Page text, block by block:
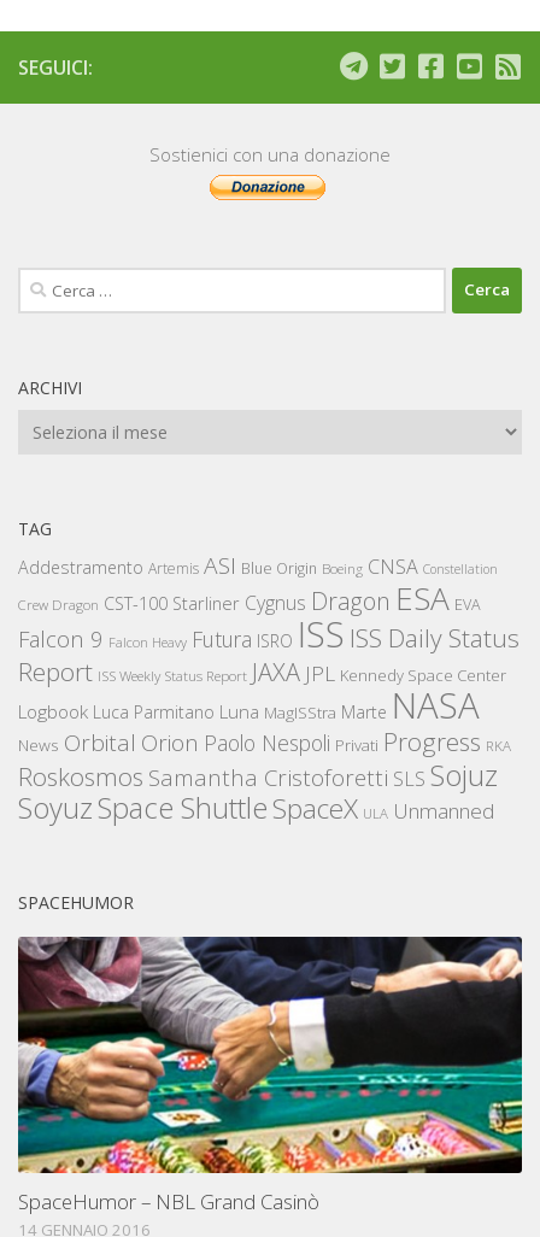
SEGUICI:
Sostienici con una donazione
Ricerca
per:
ARCHIVI
Archivi
TAG
Addestramento Artemis ASI Blue Origin Boeing CNSA Constellation
Crew Dragon CST-100 Starliner Cygnus Dragon ESA EVA
Falcon 9 Falcon Heavy Futura ISRO ISS ISS Daily Status
Report ISS Weekly Status Report JAXA JPL Kennedy Space Center
Logbook Luca Parmitano Luna MagISStra Marte NASA
News Orbital Orion Paolo Nespoli Privati Progress RKA
Roskosmos Samantha Cristoforetti SLS Sojuz
SoyuzSpace ShuttleSpaceX ULA Unmanned
SPACEHUMOR
SpaceHumor – NBL Grand Casinò
14 GENNAIO 2016